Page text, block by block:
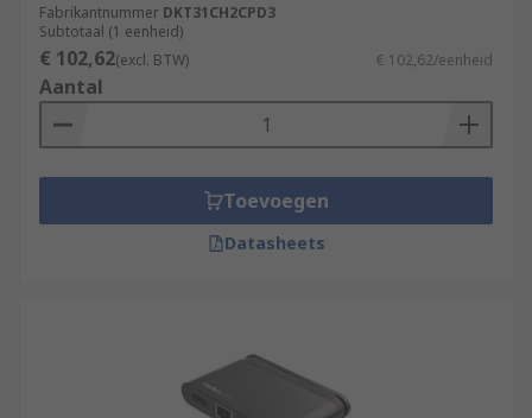
Fabrikantnummer DKT31CH2CPD3
Subtotaal (1 eenheid)
€ 102,62(excl. BTW) € 102,62/eenheid
Aantal
Toevoegen
Datasheets